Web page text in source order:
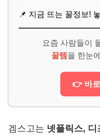
📌 지금 뜨는 꿀정보!
요즘 사람들이
꿀템 을 한눈
👉 바
겜스고는 넷플릭스,